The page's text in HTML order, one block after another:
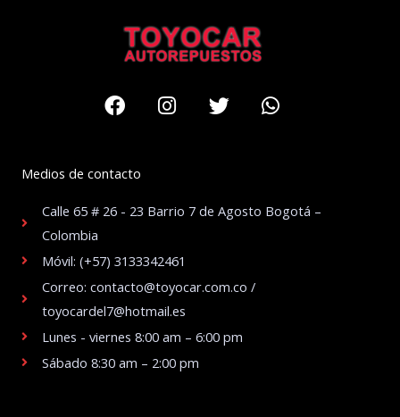
FacebookInstagram
TwitterWhatsapp
Medios de contacto
Calle 65 # 26 - 23 Barrio 7 de Agosto Bogotá –
Colombia
Móvil: (+57) 3133342461
Correo: contacto@toyocar.com.co /
toyocardel7@hotmail.es
Lunes - viernes 8:00 am – 6:00 pm
Sábado 8:30 am – 2:00 pm